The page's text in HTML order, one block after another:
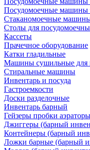
Посудомоечные машины
Стаканомоечные
Столы для
Кассеты
Прачечное оборудование
Катки гладильные
Машины сушильные для
Стиральные машины
Инвентарь и посуда
Гастроемкости
Доски разделочные
Инвентарь барный
Гейзеры пробки
Джиггеры (барный
Контейнеры (барный
Ложки барные (барный